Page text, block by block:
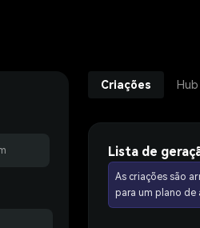
Criações
Lista de
As criações são
para um plano de